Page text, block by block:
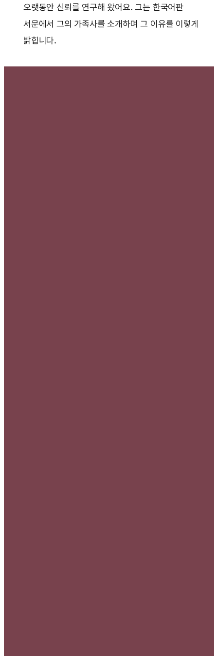
오랫동안 신뢰를 연구해 왔어요. 그는 한국어판
서문에서 그의 가족사를 소개하며 그 이유를 이렇게
밝힙니다.